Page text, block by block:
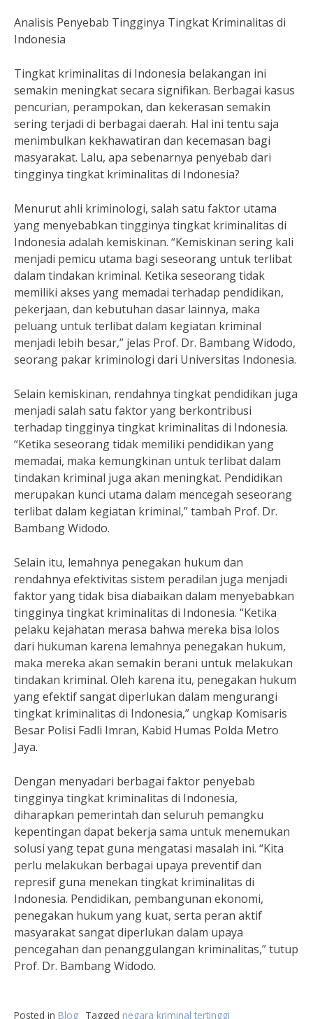
Analisis Penyebab Tingginya Tingkat Kriminalitas di
Indonesia
Tingkat kriminalitas di Indonesia belakangan ini
semakin meningkat secara signifikan. Berbagai kasus
pencurian, perampokan, dan kekerasan semakin
sering terjadi di berbagai daerah. Hal ini tentu saja
menimbulkan kekhawatiran dan kecemasan bagi
masyarakat. Lalu, apa sebenarnya penyebab dari
tingginya tingkat kriminalitas di Indonesia?
Menurut ahli kriminologi, salah satu faktor utama
yang menyebabkan tingginya tingkat kriminalitas di
Indonesia adalah kemiskinan. “Kemiskinan sering kali
menjadi pemicu utama bagi seseorang untuk terlibat
dalam tindakan kriminal. Ketika seseorang tidak
memiliki akses yang memadai terhadap pendidikan,
pekerjaan, dan kebutuhan dasar lainnya, maka
peluang untuk terlibat dalam kegiatan kriminal
menjadi lebih besar,” jelas Prof. Dr. Bambang Widodo,
seorang pakar kriminologi dari Universitas Indonesia.
Selain kemiskinan, rendahnya tingkat pendidikan juga
menjadi salah satu faktor yang berkontribusi
terhadap tingginya tingkat kriminalitas di Indonesia.
“Ketika seseorang tidak memiliki pendidikan yang
memadai, maka kemungkinan untuk terlibat dalam
tindakan kriminal juga akan meningkat. Pendidikan
merupakan kunci utama dalam mencegah seseorang
terlibat dalam kegiatan kriminal,” tambah Prof. Dr.
Bambang Widodo.
Selain itu, lemahnya penegakan hukum dan
rendahnya efektivitas sistem peradilan juga menjadi
faktor yang tidak bisa diabaikan dalam menyebabkan
tingginya tingkat kriminalitas di Indonesia. “Ketika
pelaku kejahatan merasa bahwa mereka bisa lolos
dari hukuman karena lemahnya penegakan hukum,
maka mereka akan semakin berani untuk melakukan
tindakan kriminal. Oleh karena itu, penegakan hukum
yang efektif sangat diperlukan dalam mengurangi
tingkat kriminalitas di Indonesia,” ungkap Komisaris
Besar Polisi Fadli Imran, Kabid Humas Polda Metro
Jaya.
Dengan menyadari berbagai faktor penyebab
tingginya tingkat kriminalitas di Indonesia,
diharapkan pemerintah dan seluruh pemangku
kepentingan dapat bekerja sama untuk menemukan
solusi yang tepat guna mengatasi masalah ini. “Kita
perlu melakukan berbagai upaya preventif dan
represif guna menekan tingkat kriminalitas di
Indonesia. Pendidikan, pembangunan ekonomi,
penegakan hukum yang kuat, serta peran aktif
masyarakat sangat diperlukan dalam upaya
pencegahan dan penanggulangan kriminalitas,” tutup
Prof. Dr. Bambang Widodo.
Posted in Blog Tagged negara kriminal tertinggi